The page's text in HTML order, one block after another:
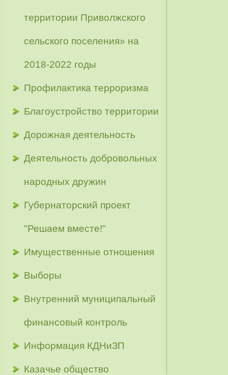
территории Приволжского
сельского поселения» на
2018-2022 годы
Профилактика терроризма
Благоустройство территории
Дорожная деятельность
Деятельность добровольных
народных дружин
Губернаторский проект
"Решаем вместе!"
Имущественные отношения
Выборы
Внутренний муниципальный
финансовый контроль
Информация КДНиЗП
Казачье общество